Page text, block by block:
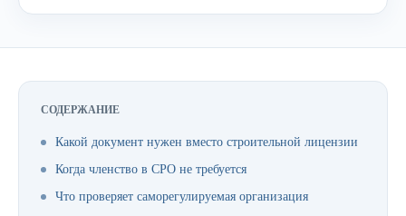
СОДЕРЖАНИЕ
Какой документ нужен вместо строительной лицензии
Когда членство в СРО не требуется
Что проверяет саморегулируемая организация